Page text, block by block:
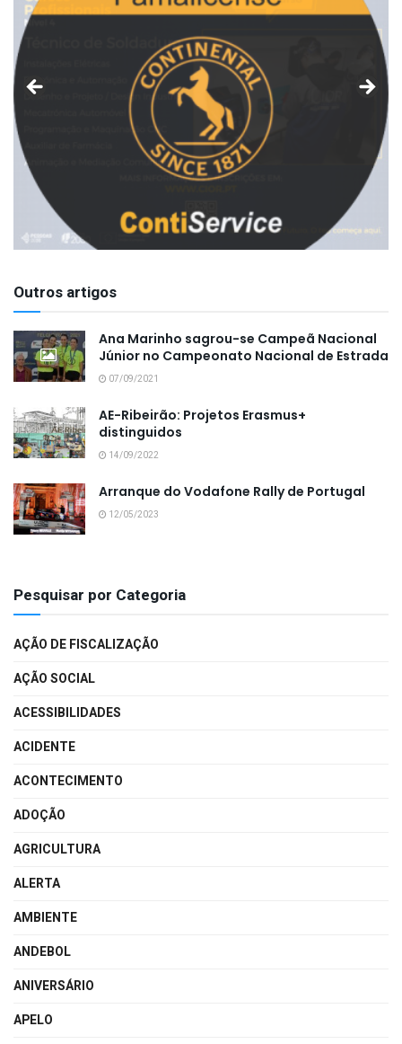
Outros artigos
Ana Marinho sagrou-se Campeã Nacional
Júnior no Campeonato Nacional de Estrada
07/09/2021
AE-Ribeirão: Projetos Erasmus+
distinguidos
14/09/2022
Arranque do Vodafone Rally de Portugal
12/05/2023
Pesquisar por Categoria
AÇÃO DE FISCALIZAÇÃO
AÇÃO SOCIAL
ACESSIBILIDADES
ACIDENTE
ACONTECIMENTO
ADOÇÃO
AGRICULTURA
ALERTA
AMBIENTE
ANDEBOL
ANIVERSÁRIO
APELO